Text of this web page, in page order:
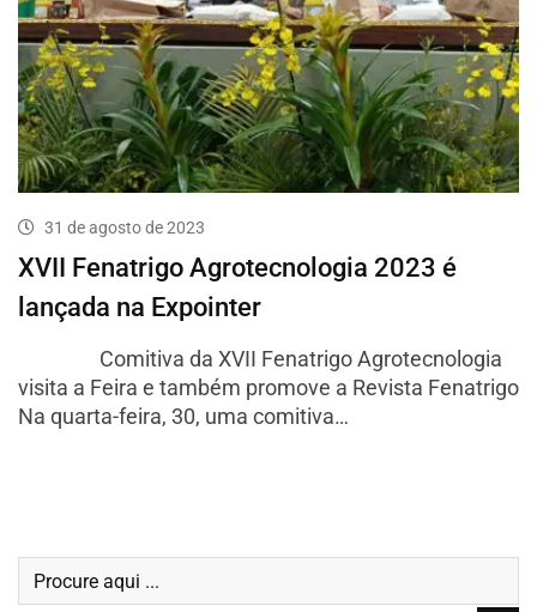
31 de agosto de 2023
XVII Fenatrigo Agrotecnologia 2023 é
lançada na Expointer
Comitiva da XVII Fenatrigo Agrotecnologia
visita a Feira e também promove a Revista Fenatrigo
Na quarta-feira, 30, uma comitiva…